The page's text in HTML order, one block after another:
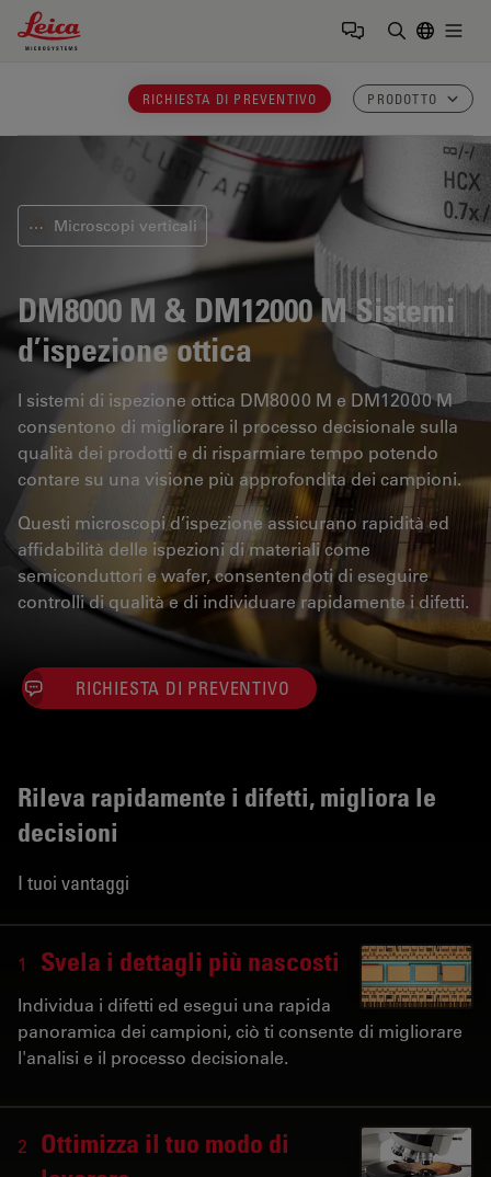
Leica Microsystems Logo
RICHIESTA DI PREVENTIVO PRODOTTO
⋯ Microscopi verticali
DM8000 M & DM12000 MSistemi
d’ispezione ottica
I sistemi di ispezione ottica DM8000 M e DM12000 M
consentono di migliorare il processo decisionale sulla
qualità dei prodotti e di risparmiare tempo potendo
contare su una visione più approfondita dei campioni.
Questi microscopi d’ispezione assicurano rapidità ed
affidabilità delle ispezioni di materiali come
semiconduttori e wafer, consentendoti di eseguire
controlli di qualità e di individuare rapidamente i difetti.
RICHIESTA DI PREVENTIVO
Rileva rapidamente i difetti, migliora le
decisioni
I tuoi vantaggi
1 Svela i dettagli più nascosti
Individua i difetti ed esegui una rapida
panoramica dei campioni, ciò ti consente di migliorare
l'analisi e il processo decisionale.
2
Ottimizza il tuo modo di